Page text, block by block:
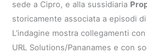
sede a Cipro, e alla sussidiaria
storicamente associata a episodi
L’indagine mostra collegamenti
URL Solutions/Pananames e con